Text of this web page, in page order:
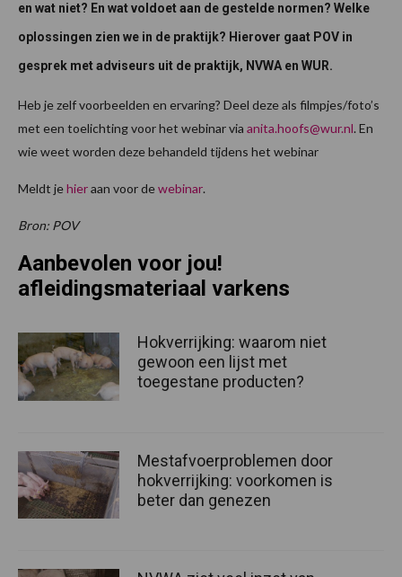
en wat niet? En wat voldoet aan de gestelde normen? Welke
oplossingen zien we in de praktijk? Hierover gaat POV in
gesprek met adviseurs uit de praktijk, NVWA en WUR.
Heb je zelf voorbeelden en ervaring? Deel deze als filmpjes/foto’s
met een toelichting voor het webinar via anita.hoofs@wur.nl. En
wie weet worden deze behandeld tijdens het webinar
Meldt jehieraan voor dewebinar.
Bron: POV
Aanbevolen voor jou!
afleidingsmateriaal varkens
Hokverrijking: waarom niet
gewoon een lijst met
toegestane producten?
Mestafvoerproblemen door
hokverrijking: voorkomen is
beter dan genezen